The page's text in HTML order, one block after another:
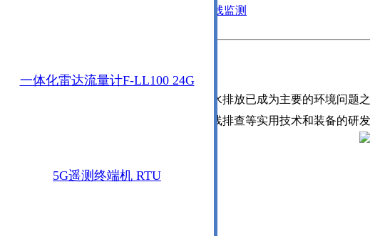
一体化雷达流量计F-LL100 24G
5G遥测终端机 RTU
城市排污口在线监测
随着城市化和工业化的快速发展，污水排放已成为主要的环境问题之
各类遥感监测、水面航测、水下探测、管线排查等实用技术和装备的研